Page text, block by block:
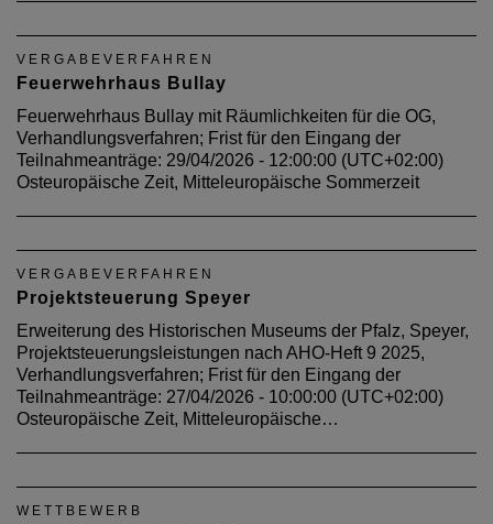
VERGABEVERFAHREN
Feuerwehrhaus Bullay
Feuerwehrhaus Bullay mit Räumlichkeiten für die OG,
Verhandlungsverfahren; Frist für den Eingang der
Teilnahmeanträge: 29/04/2026 - 12:00:00 (UTC+02:00)
Osteuropäische Zeit, Mitteleuropäische Sommerzeit
VERGABEVERFAHREN
Projektsteuerung Speyer
Erweiterung des Historischen Museums der Pfalz, Speyer,
Projektsteuerungsleistungen nach AHO-Heft 9 2025,
Verhandlungsverfahren; Frist für den Eingang der
Teilnahmeanträge: 27/04/2026 - 10:00:00 (UTC+02:00)
Osteuropäische Zeit, Mitteleuropäische…
WETTBEWERB